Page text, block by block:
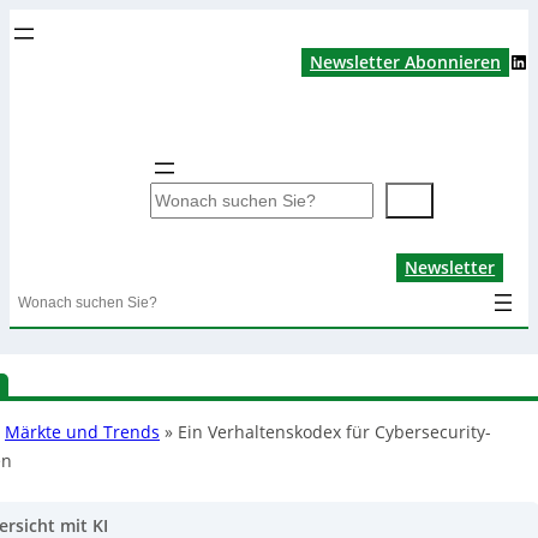
Newsletter Abonnieren LinkedIn
S
u
e
Newsletter
Search
Märkte und Trends » Ein Verhaltenskodex für Cybersecurity-
mit KI